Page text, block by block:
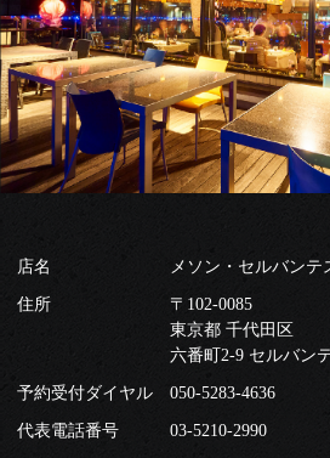
店名 メソン・セルバンテ
住所
〒102-0085
東京都 千代田区
六番町2-9 セルバン
予約受付ダイヤル 050-5283-4636
代表電話番号 03-5210-2990